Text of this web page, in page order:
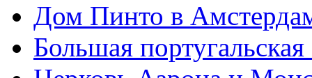
Дом Пинто в
Большая